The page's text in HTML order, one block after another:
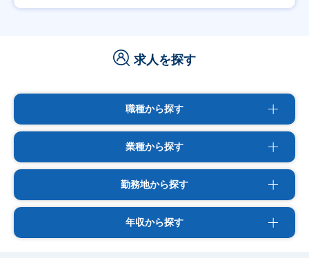
求人を探す
職種から探す
業種から探す
勤務地から探す
年収から探す